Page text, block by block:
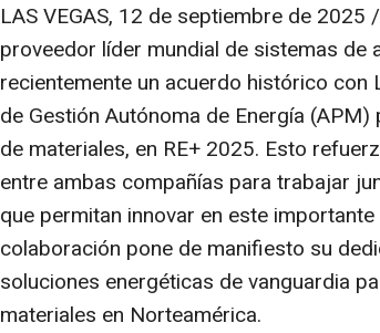
LAS VEGAS, 12 de septiembre de 2025
proveedor líder mundial de sistemas de
recientemente un acuerdo histórico con
de Gestión Autónoma de Energía
de materiales, en RE+ 2025. Esto
entre ambas compañías para trabajar
que permitan innovar en este
colaboración pone de manifiesto su
soluciones energéticas de vanguardia
materiales en Norteamérica.